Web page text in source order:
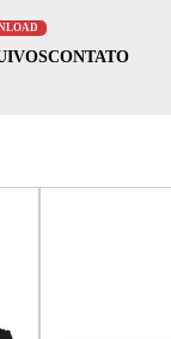
CONTATO